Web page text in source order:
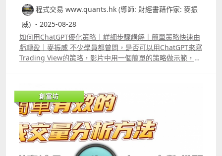
程式交易 www.quants.hk (導師: 財經書藉作家: 麥振
威) ・2025-08-28
如何用ChatGPT優化策略｜詳細步驟講解｜簡單策略快速由
虧轉盈｜麥振威 不少學員都曾問，是否可以用ChatGPT來寫
Trading View的策略，影片中用一個簡單的策略做示範，讓
它能替你短時間內分析大量數據，例如分析策略中的入市訊
號在那個時段的勝率最高等等。透過這些分析結果來優化策
略，效果必定比直接要求它給你策略代碼更好。
_____________________________________________________________
_________________________ Patreon 會員可選策略可自行
backtest及autotrade 1 ICT策略改良版_美期版本 YouTube
創富坊